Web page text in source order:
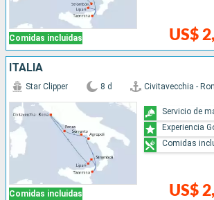
Comidas incluidas US$
ITALIA
Comidas incluidas
Star Clipper 8 d Civitavecchia -
US$
Servicio de
Experiencia
Comidas